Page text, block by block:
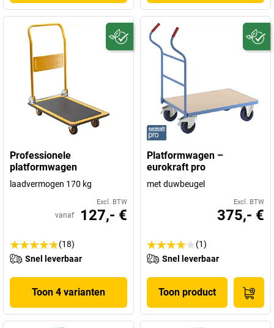
Professionele
platformwagen
laadvermogen 170 kg
Excl. BTW
vanaf 127,- €
(18)
Snel leverbaar
Toon 4 varianten
Platformwagen –
eurokraft pro
met duwbeugel
Excl. BTW
375,- €
(1)
Snel leverbaar
Toon product